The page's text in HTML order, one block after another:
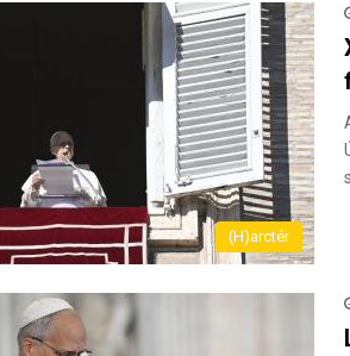
(H)arctér